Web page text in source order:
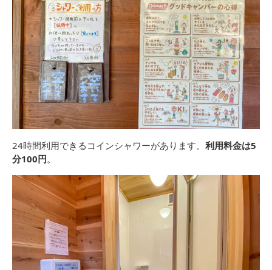
24時間利用できるコインシャワーがあります。 利用料金は5
分100円。